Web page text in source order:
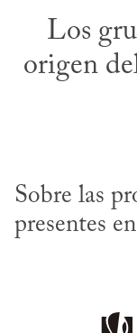
Los
origen
Sobre las
presentes